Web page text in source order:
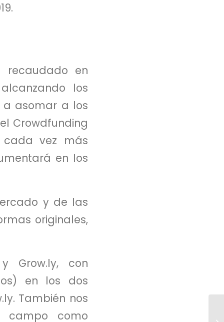
recaudado en
los
a asomar a los
Crowdfunding
vez más
en los
y de las
originales,
Grow.ly, con
en los dos
También nos
campo como